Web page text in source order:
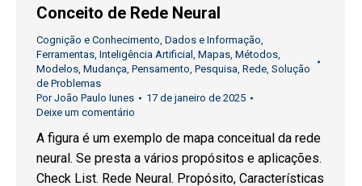
Conceito de Rede Neural
Cognição e Conhecimento Dados e Informação
Ferramentas Inteligência Artificial Mapas Métodos
Modelos Mudança Pensamento Pesquisa Rede Solução
de Problemas
PorJoão Paulo Iunes
17 de janeiro de 2025
Deixe um comentário
A figura é um exemplo de mapa conceitual da rede
neural. Se presta a vários propósitos e aplicações.
Check List. Rede Neural. Propósito, Características